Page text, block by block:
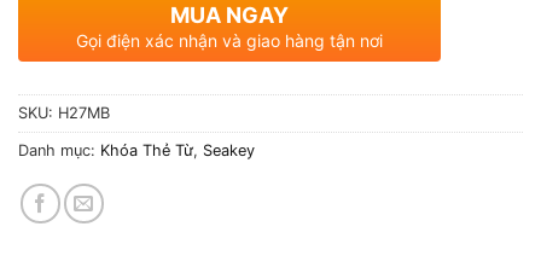
MUA NGAY
Gọi điện xác nhận và giao hàng tận nơi
SKU: H27MB
Danh mục: Khóa Thẻ Từ, Seakey